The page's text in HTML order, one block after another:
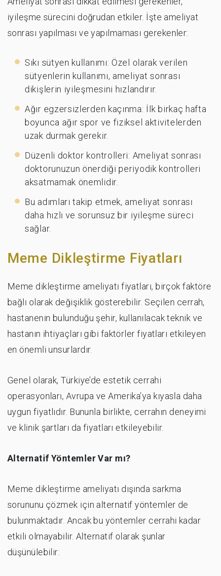
iyileşme sürecini doğrudan etkiler. İşte ameliyat
sonrası yapılması ve yapılmaması gerekenler:
Sıkı sütyen kullanımı: Özel olarak verilen
sütyenlerin kullanımı, ameliyat sonrası
dikişlerin iyileşmesini hızlandırır.
Ağır egzersizlerden kaçınma: İlk birkaç hafta
boyunca ağır spor ve fiziksel aktivitelerden
uzak durmak gerekir.
Düzenli doktor kontrolleri: Ameliyat sonrası
doktorunuzun önerdiği periyodik kontrolleri
aksatmamak önemlidir.
Bu adımları takip etmek, ameliyat sonrası
daha hızlı ve sorunsuz bir iyileşme süreci
sağlar.
Meme Dikleştirme Fiyatları
Meme dikleştirme ameliyatı fiyatları, birçok faktöre
bağlı olarak değişiklik gösterebilir. Seçilen cerrah,
hastanenin bulunduğu şehir, kullanılacak teknik ve
hastanın ihtiyaçları gibi faktörler fiyatları etkileyen
en önemli unsurlardır.
Genel olarak, Türkiye’de estetik cerrahi
operasyonları, Avrupa ve Amerika’ya kıyasla daha
uygun fiyatlıdır. Bununla birlikte, cerrahın deneyimi
ve klinik şartları da fiyatları etkileyebilir.
Alternatif Yöntemler Var mı?
Meme dikleştirme ameliyatı dışında sarkma
sorununu çözmek için alternatif yöntemler de
bulunmaktadır. Ancak bu yöntemler cerrahi kadar
etkili olmayabilir. Alternatif olarak şunlar
düşünülebilir: